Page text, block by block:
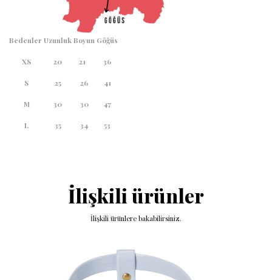
Bedenler UzunlukBoyun Göğüs
XS 20 21 36
S 25 26 41
M 30 30 47
L 35 34 53
İlişkili ürünler
İlişkili ürünlere bakabilirsiniz.